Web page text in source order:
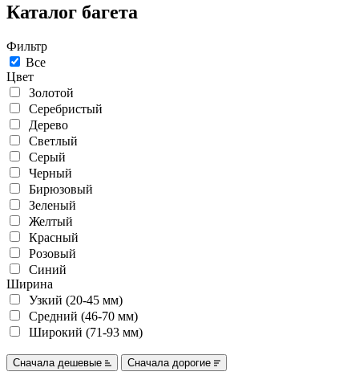
Каталог багета
Фильтр
Все
Цвет
Золотой
Серебристый
Дерево
Светлый
Серый
Черный
Бирюзовый
Зеленый
Желтый
Красный
Розовый
Синий
Ширина
Узкий (20-45 мм)
Средний (46-70 мм)
Широкий (71-93 мм)
Сначала дешевые Сначала дорогие